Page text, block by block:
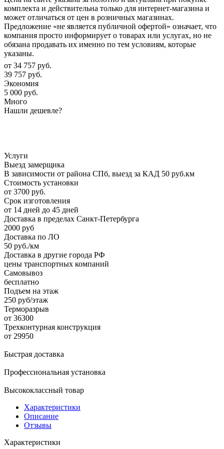
комплекта и действительна только для интернет-магазина и
может отличаться от цен в розничных магазинах.
Предложение «не является публичной офертой» означает, что
компания просто информирует о товарах или услугах, но не
обязана продавать их именно по тем условиям, которые
указаны.
от 34 757 руб.
39 757 руб.
Экономия
5 000 руб.
Много
Нашли дешевле?
Услуги
Выезд замерщика
В зависимости от района СПб, выезд за КАД 50 руб.км
Стоимость установки
от 3700 руб.
Срок изготовления
от 14 дней до 45 дней
Доставка в пределах Санкт-Петербурга
2000 руб
Доставка по ЛО
50 руб./км
Доставка в другие города РФ
цены транспортных компаний
Самовывоз
бесплатно
Подъем на этаж
250 руб/этаж
Терморазрыв
от 36300
Трехконтурная конструкция
от 29950
Быстрая доставка
Профессиональная установка
Высококлассный товар
Характеристики
Описание
Отзывы
Характеристики